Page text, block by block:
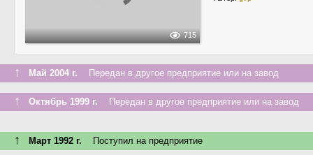
715
↑ Май 2004 г. Передан в другое предприятие или на завод
↑ Октябрь 1999 г. Передан в другое предприятие или на завод
↑ Март 1992 г. Поступил на предприятие